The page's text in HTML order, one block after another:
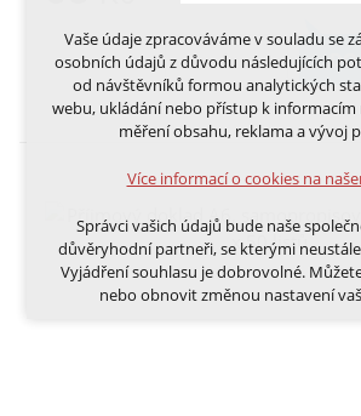
DO
Technická cookies
nutná pro provozování webu
udržení kontextu stránek
přihlášení, volby jazyka, apod.
Volitelná cookies
analytická pro anonymizované
marketingová cookies (Google,
Smartsupp, Heureka)
Více informací o cookies na
Vaše údaje zpracováváme v souladu se
osobních údajů z důvodu následujících
od návštěvníků formou analytických
webu, ukládání nebo přístup k informacím
měření obsahu, reklama a vývoj
Více informací o cookies na
Správci vašich údajů bude naše
důvěryhodní partneři, se kterými
Vyjádření souhlasu je dobrovolné.
nebo obnovit změnou nastavení